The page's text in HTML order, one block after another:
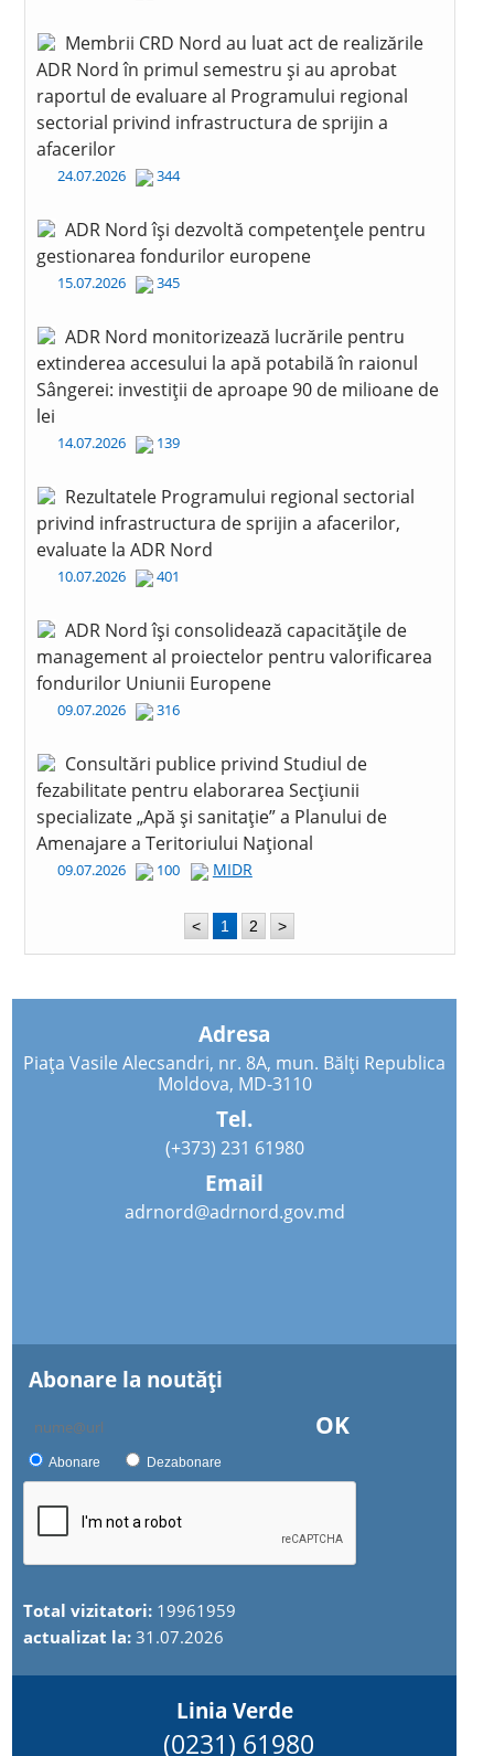
Membrii CRD Nord au luat act de realizările
ADR Nord în primul semestru și au aprobat
raportul de evaluare al Programului regional
sectorial privind infrastructura de sprijin a
afacerilor
24.07.2026 344
ADR Nord își dezvoltă competențele pentru
gestionarea fondurilor europene
15.07.2026 345
ADR Nord monitorizează lucrările pentru
extinderea accesului la apă potabilă în raionul
Sângerei: investiții de aproape 90 de milioane de
lei
14.07.2026 139
Rezultatele Programului regional sectorial
privind infrastructura de sprijin a afacerilor,
evaluate la ADR Nord
10.07.2026 401
ADR Nord își consolidează capacitățile de
management al proiectelor pentru valorificarea
fondurilor Uniunii Europene
09.07.2026 316
Consultări publice privind Studiul de
fezabilitate pentru elaborarea Secțiunii
specializate „Apă și sanitație” a Planului de
Amenajare a Teritoriului Național
09.07.2026 100 MIDR
< 1 2 >
Adresa
Piața Vasile Alecsandri, nr. 8A, mun. Bălți Republica
Moldova, MD-3110
Tel.
(+373) 231 61980
Email
adrnord@adrnord.gov.md
Abonare la noutăţi
OK
Abonare Dezabonare
Total vizitatori: 19961959
actualizat la:31.07.2026
Linia Verde
(0231) 61980